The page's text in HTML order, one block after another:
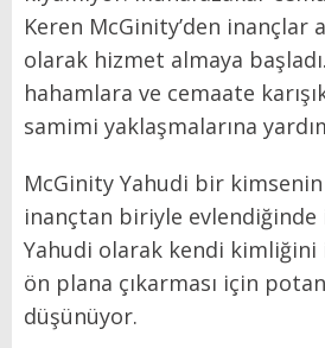
Keren McGinity’den inançlar
olarak hizmet almaya
hahamlara ve cemaate
samimi yaklaşmalarına
McGinity Yahudi bir
inançtan biriyle
Yahudi olarak kendi
ön plana çıkarması için
düşünüyor.